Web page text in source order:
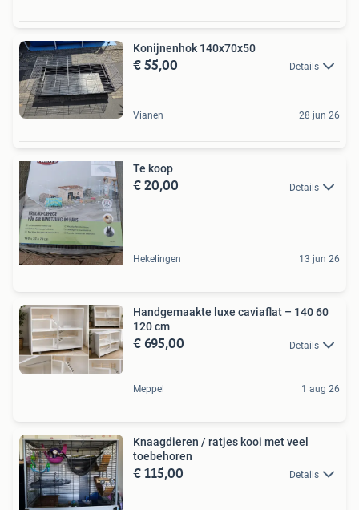
Konijnenhok 140x70x50
€ 55,00 Details
Vianen 28 jun 26
Te koop
€ 20,00 Details
Hekelingen 13 jun 26
Handgemaakte luxe caviaflat – 140 60
120 cm
€ 695,00 Details
Meppel 1 aug 26
Knaagdieren / ratjes kooi met veel
toebehoren
€ 115,00 Details